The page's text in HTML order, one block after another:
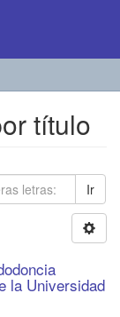
título
Ir
la Universidad